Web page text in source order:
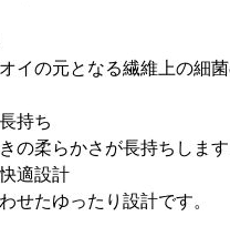
イの元となる繊維上の細菌
持ち
の柔らかさが長持ちします
適設計
せたゆったり設計です。